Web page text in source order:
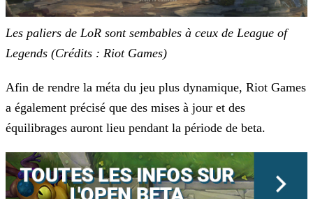
Les paliers de LoR sont sembables à ceux de League of
Legends (Crédits : Riot Games)
Afin de rendre la méta du jeu plus dynamique, Riot Games
a également précisé que des mises à jour et des
équilibrages auront lieu pendant la période de beta.